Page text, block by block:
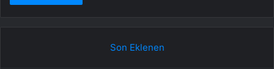
Son Eklenen